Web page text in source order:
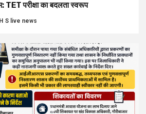
TET परीक्षा का बदलता स्वरूप
H S live news